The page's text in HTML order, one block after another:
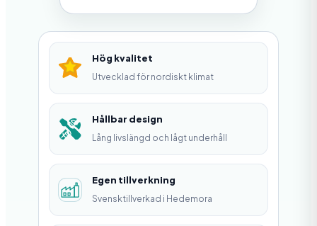
n
n
g
s
k
o
r
Hög kvalitet
Utvecklad för nordiskt klimat
Hållbar design
Lång livslängd och lågt underhåll
Egen tillverkning
Svensktillverkad i Hedemora